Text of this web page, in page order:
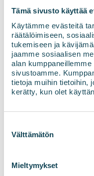
Tämä sivusto käyttää
Käytämme evästeitä
räätälöimiseen,
tukemiseen ja
jaamme sosiaalisen
alan
sivustoamme.
tietoja muihin tietoihin,
kerätty, kun olet
valinta
Välttämätön
Mieltymykset
aegunud
eesmärke,
põhjendamatu
Registri
Vastutavale
veebilehe kasutaja
isikuandmeid
avalikustamise,
Registri kasutamine